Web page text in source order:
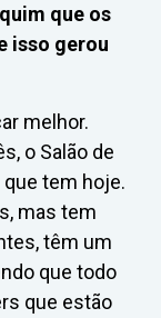
que os
isso gerou
melhor.
o Salão de
tem hoje.
mas tem
têm um
que todo
que estão